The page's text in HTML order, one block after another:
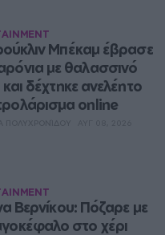
Μπέκαμ έβρασε
με θαλασσινό
δέχτηκε ανελέητο
online
Βερνίκου: Πόζαρε με
στο χέρι